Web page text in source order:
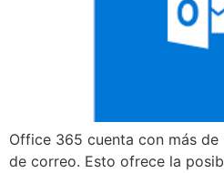
Office 365 cuenta con más de
de correo. Esto ofrece la